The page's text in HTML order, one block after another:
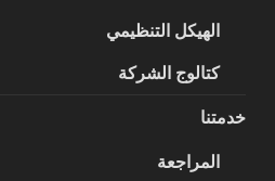
الهيكل التنظيمي
كتالوج الشركة
خدمتنا
المراجعة